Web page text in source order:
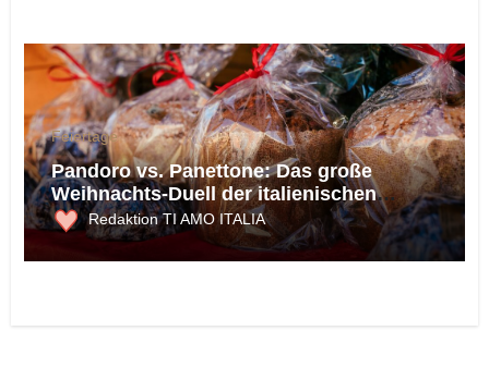
Feiertage
Pandoro vs. Panettone: Das große
Weihnachts-Duell der italienischen
Klassiker
Redaktion TI AMO ITALIA